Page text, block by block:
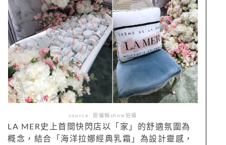
source: 妞編輯show拍攝
LA MER史上首間快閃店以「家」的舒適氛圍為
概念，結合「海洋拉娜經典乳霜」為設計靈感，